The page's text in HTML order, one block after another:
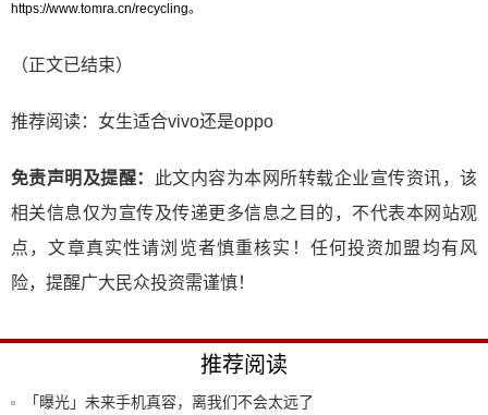
https://www.tomra.cn/recycling。
（正文已结束）
推荐阅读： 女生适合vivo还是oppo
免责声明及提醒：
此文内容为本网所转载企业宣传资讯，该
相关信息仅为宣传及传递更多信息之目的，不代表本网站观
点，文章真实性请浏览者慎重核实！任何投资加盟均有风
险，提醒广大民众投资需谨慎！
推荐阅读
「曝光」未来手机真容，离我们不会太远了